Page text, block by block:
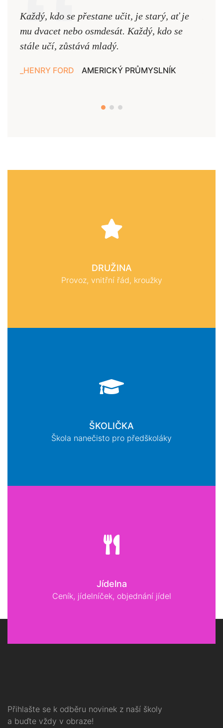
Každý, kdo se přestane učit, je starý, ať je
mu dvacet nebo osmdesát. Každý, kdo se
stále učí, zůstává mladý.
HENRY FORD AMERICKÝ PRŮMYSLNÍK
DRUŽINA
Provoz, vnitřní řád, kroužky
ŠKOLIČKA
Škola nanečisto pro předškoláky
Jídelna
Ceník, jídelníček, objednání jídel
Přihlašte se k odběru novinek z naší školy
a buďte vždy v obraze!